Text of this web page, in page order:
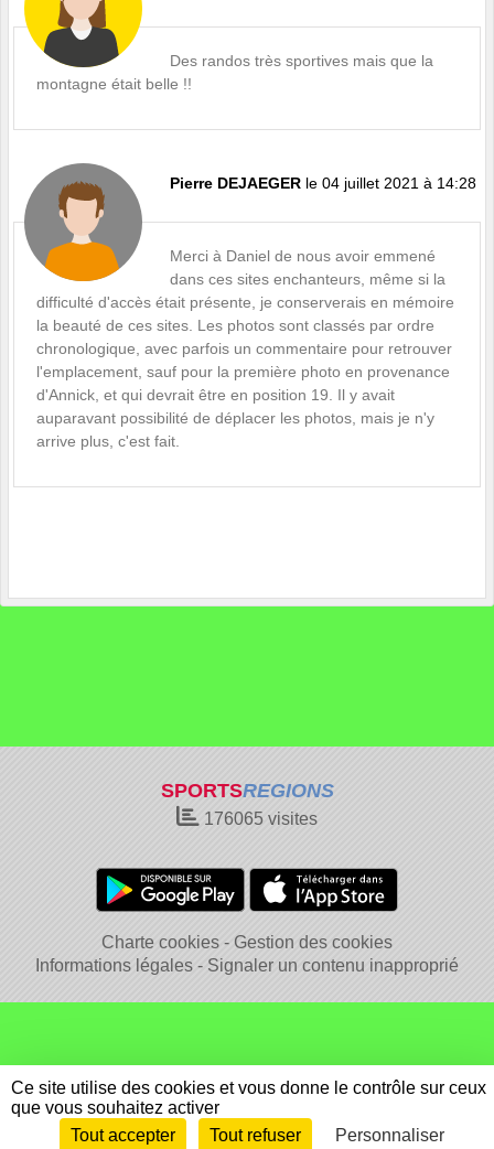
Des randos très sportives mais que la
montagne était belle !!
Pierre DEJAEGER le 04 juillet 2021 à 14:28
Merci à Daniel de nous avoir emmené
dans ces sites enchanteurs, même si la
difficulté d'accès était présente, je conserverais en mémoire
la beauté de ces sites. Les photos sont classés par ordre
chronologique, avec parfois un commentaire pour retrouver
l'emplacement, sauf pour la première photo en provenance
d'Annick, et qui devrait être en position 19. Il y avait
auparavant possibilité de déplacer les photos, mais je n'y
arrive plus, c'est fait.
SPORTSREGIONS
176065 visites
Charte cookies
Gestion des cookies
Informations légales
Signaler un contenu inapproprié
Envie de participer ? Connexion
Ce site utilise des cookies et vous donne le contrôle sur ceux
que vous souhaitez activer
Tout accepter
Tout refuser Personnaliser